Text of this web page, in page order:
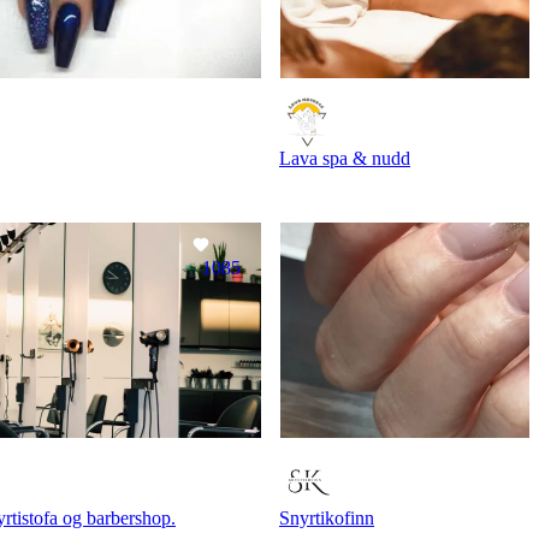
Lava spa & nudd
1085
og barbershop. Snyrtikofinn